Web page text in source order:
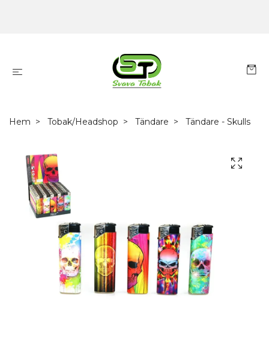
Hem Tobak/Headshop Tändare Tändare - Skulls